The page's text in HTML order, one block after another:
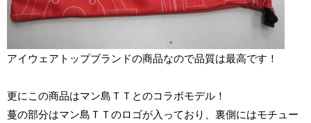
アイウェアトップブランドの商品なので品質は最高です！
更にこの商品はマン島ＴＴとのコラボモデル！
蔓の部分はマン島ＴＴのロゴが入っており、 裏側にはモチュー